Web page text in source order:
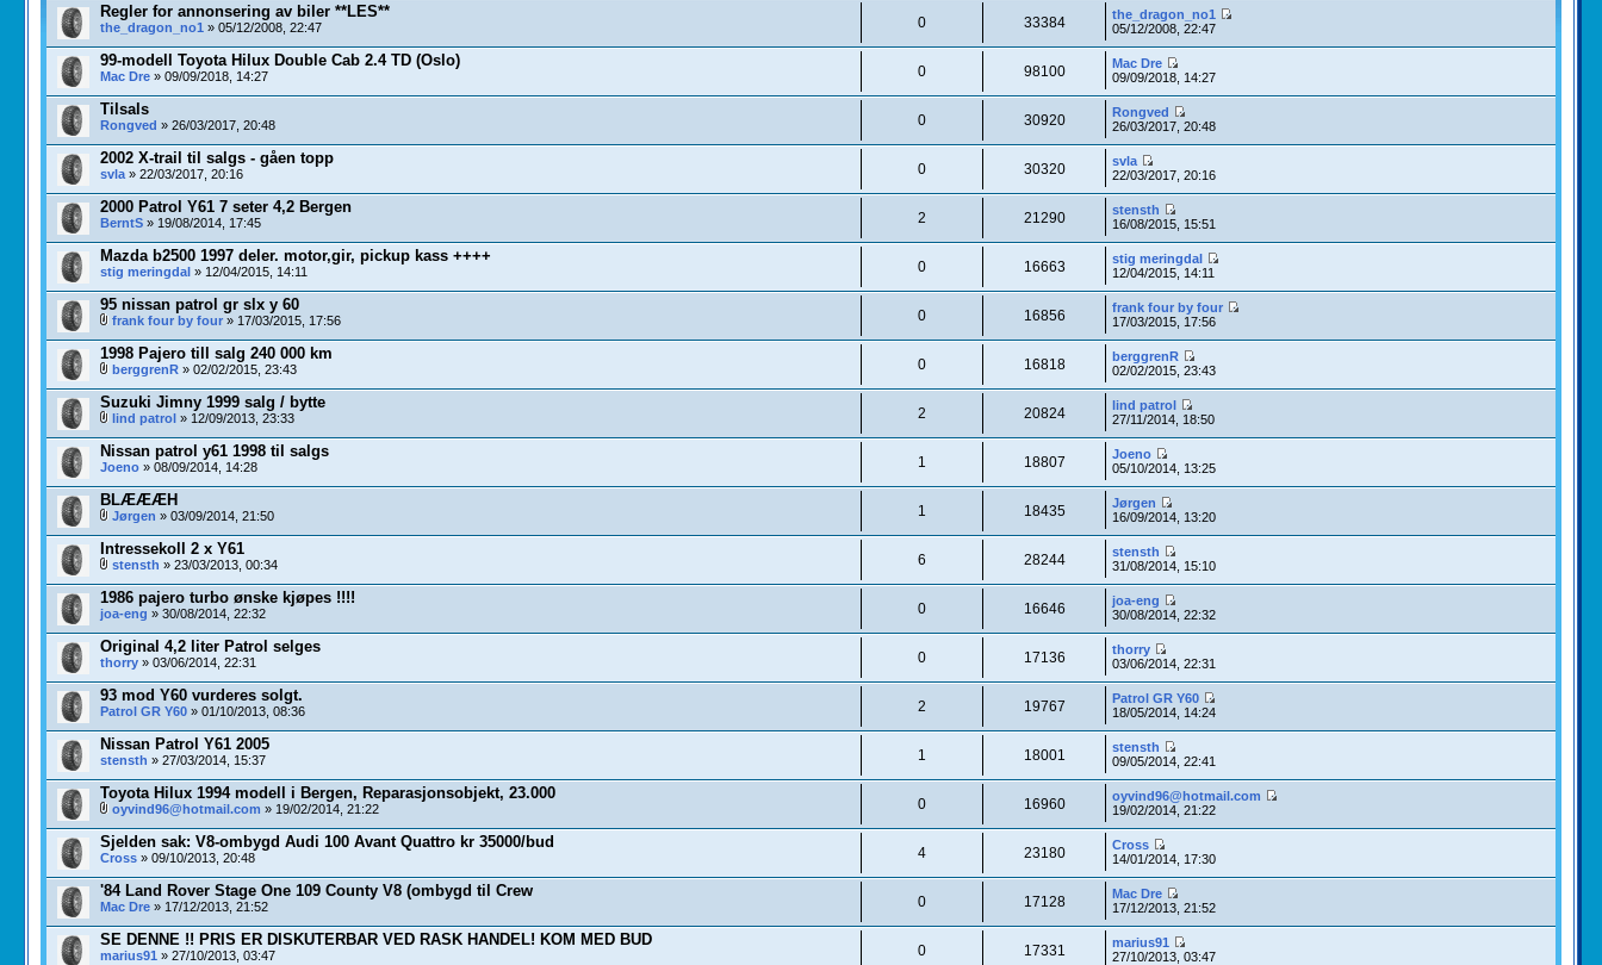
Regler for annonsering av biler **LES**
the_dragon_no1 » 05/12/2008, 22:47 0 33384
the_dragon_no1
05/12/2008, 22:47
99-modell Toyota Hilux Double Cab 2.4 TD (Oslo)
Mac Dre» 09/09/2018, 14:27 0 98100
Mac Dre
09/09/2018, 14:27
Tilsals
Rongved » 26/03/2017, 20:48 0 30920
Rongved
26/03/2017, 20:48
2002 X-trail til salgs - gåen topp
svla» 22/03/2017, 20:16 0 30320
svla
22/03/2017, 20:16
2000 Patrol Y61 7 seter 4,2 Bergen
BerntS» 19/08/2014, 17:45 2 21290
stensth
16/08/2015, 15:51
Mazda b2500 1997 deler. motor,gir, pickup kass ++++
stig meringdal» 12/04/2015, 14:11 0 16663
stig meringdal
12/04/2015, 14:11
95 nissan patrol gr slx y 60
frank four by four» 17/03/2015, 17:56 0 16856
frank four by four
17/03/2015, 17:56
1998 Pajero till salg 240 000 km
berggrenR» 02/02/2015, 23:43 0 16818
berggrenR
02/02/2015, 23:43
Suzuki Jimny 1999 salg / bytte
lind patrol» 12/09/2013, 23:33 2 20824
lind patrol
27/11/2014, 18:50
Nissan patrol y61 1998 til salgs
Joeno» 08/09/2014, 14:28 1 18807
Joeno
05/10/2014, 13:25
BLÆÆÆH
Jørgen » 03/09/2014, 21:50 1 18435
Jørgen
16/09/2014, 13:20
Intressekoll 2 x Y61
stensth » 23/03/2013, 00:34 6 28244
stensth
31/08/2014, 15:10
1986 pajero turbo ønske kjøpes !!!!
joa-eng » 30/08/2014, 22:32 0 16646
joa-eng
30/08/2014, 22:32
Original 4,2 liter Patrol selges
thorry» 03/06/2014, 22:31 0 17136
thorry
03/06/2014, 22:31
93 mod Y60 vurderes solgt.
Patrol GR Y60» 01/10/2013, 08:36 2 19767
Patrol GR Y60
18/05/2014, 14:24
Nissan Patrol Y61 2005
stensth » 27/03/2014, 15:37 1 18001
stensth
09/05/2014, 22:41
Toyota Hilux 1994 modell i Bergen, Reparasjonsobjekt, 23.000
oyvind96@hotmail.com » 19/02/2014, 21:22 0 16960
oyvind96@hotmail.com
19/02/2014, 21:22
Sjelden sak: V8-ombygd Audi 100 Avant Quattro kr 35000/bud
Cross» 09/10/2013, 20:48 4 23180
Cross
14/01/2014, 17:30
'84 Land Rover Stage One 109 County V8 (ombygd til Crew
Mac Dre» 17/12/2013, 21:52 0 17128
Mac Dre
17/12/2013, 21:52
SE DENNE !! PRIS ER DISKUTERBAR VED RASK HANDEL! KOM MED BUD
marius91 » 27/10/2013, 03:47 0 17331
marius91
27/10/2013, 03:47